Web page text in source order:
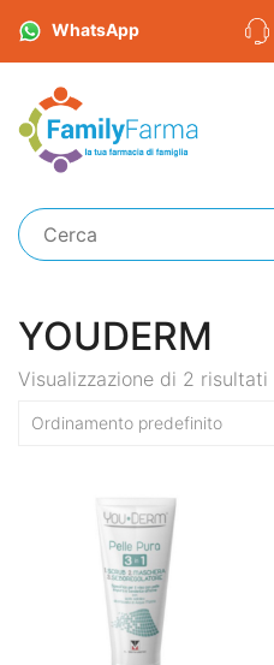
WhatsApp
YOUDERM
Visualizzazione di 2 risultati
Ordinamento predefinito